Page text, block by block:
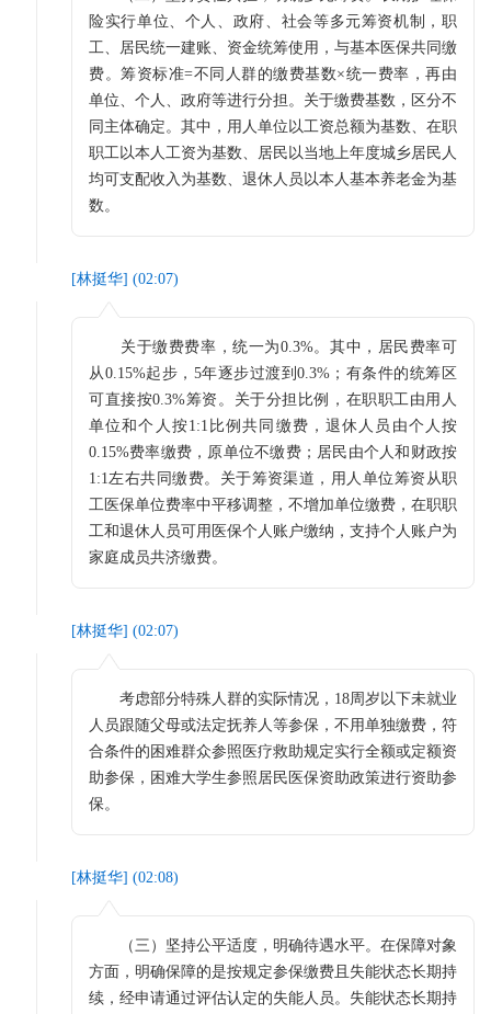
险实行单位、个人、政府、社会等多元筹资机制，职
工、居民统一建账、资金统筹使用，与基本医保共同缴
费。筹资标准=不同人群的缴费基数×统一费率，再由
单位、个人、政府等进行分担。关于缴费基数，区分不
同主体确定。其中，用人单位以工资总额为基数、在职
职工以本人工资为基数、居民以当地上年度城乡居民人
均可支配收入为基数、退休人员以本人基本养老金为基
数。
[林挺华] (02:07)
关于缴费费率，统一为0.3%。其中，居民费率可
从0.15%起步，5年逐步过渡到0.3%；有条件的统筹区
可直接按0.3%筹资。关于分担比例，在职职工由用人
单位和个人按1:1比例共同缴费，退休人员由个人按
0.15%费率缴费，原单位不缴费；居民由个人和财政按
1:1左右共同缴费。关于筹资渠道，用人单位筹资从职
工医保单位费率中平移调整，不增加单位缴费，在职职
工和退休人员可用医保个人账户缴纳，支持个人账户为
家庭成员共济缴费。
[林挺华] (02:07)
考虑部分特殊人群的实际情况，18周岁以下未就业
人员跟随父母或法定抚养人等参保，不用单独缴费，符
合条件的困难群众参照医疗救助规定实行全额或定额资
助参保，困难大学生参照居民医保资助政策进行资助参
保。
[林挺华] (02:08)
（三）坚持公平适度，明确待遇水平。在保障对象
方面，明确保障的是按规定参保缴费且失能状态长期持
续，经申请通过评估认定的失能人员。失能状态长期持